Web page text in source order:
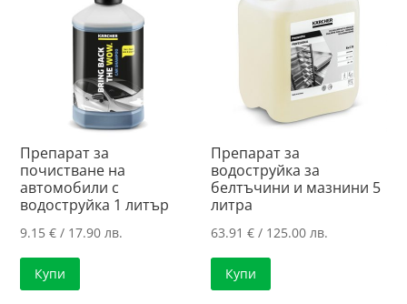
Препарат за
почистване на
автомобили с
водоструйка 1 литър
9.15€ / 17.90 лв.
Купи
Препарат за
водоструйка за
белтъчини и мазнини 5
литра
63.91€ / 125.00 лв.
Купи